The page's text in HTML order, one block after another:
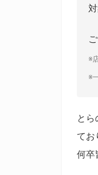
※
※
と
てお
何卒